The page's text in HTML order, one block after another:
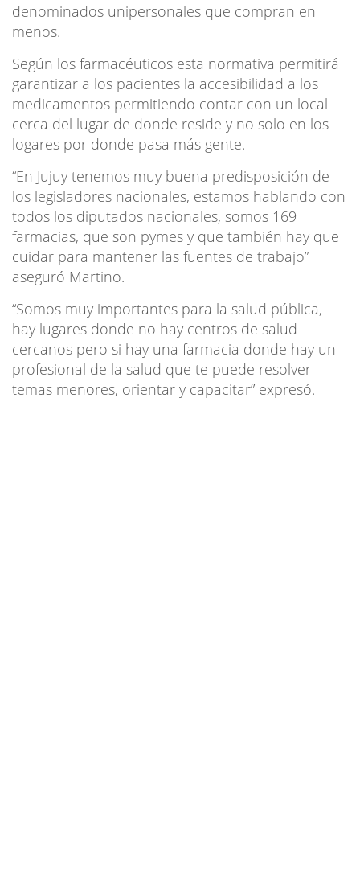
denominados unipersonales que compran en
menos.
Según los farmacéuticos esta normativa permitirá
garantizar a los pacientes la accesibilidad a los
medicamentos permitiendo contar con un local
cerca del lugar de donde reside y no solo en los
logares por donde pasa más gente.
“En Jujuy tenemos muy buena predisposición de
los legisladores nacionales, estamos hablando con
todos los diputados nacionales, somos 169
farmacias, que son pymes y que también hay que
cuidar para mantener las fuentes de trabajo”
aseguró Martino.
“Somos muy importantes para la salud pública,
hay lugares donde no hay centros de salud
cercanos pero si hay una farmacia donde hay un
profesional de la salud que te puede resolver
temas menores, orientar y capacitar” expresó.